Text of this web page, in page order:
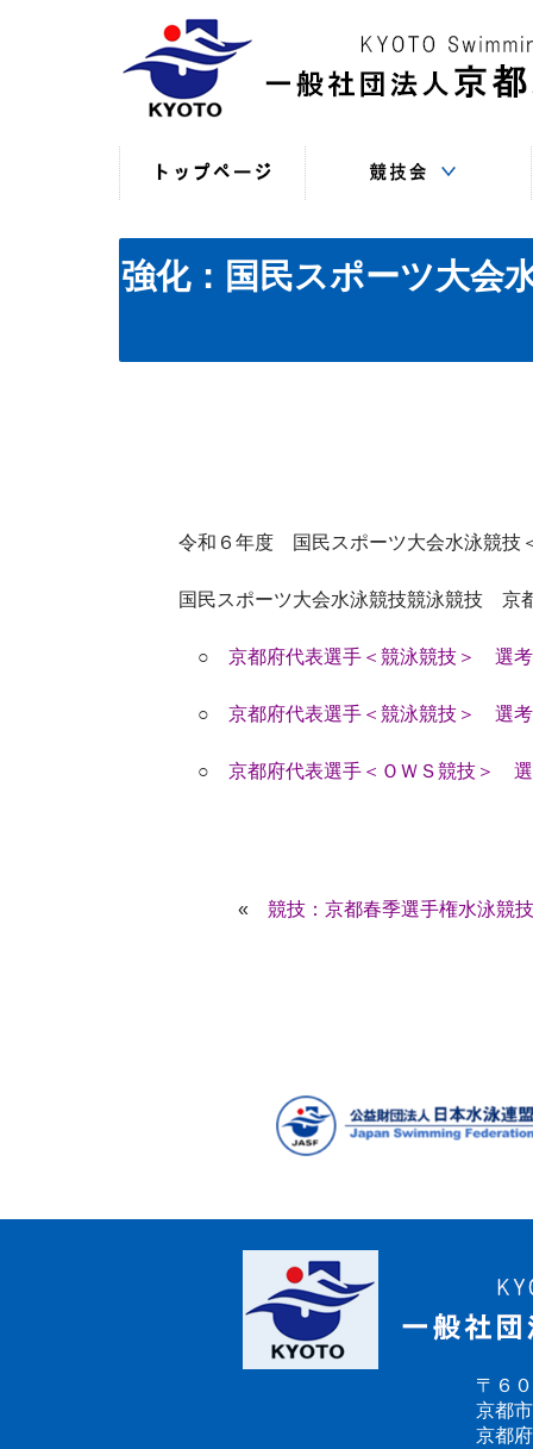
（現年度）
（過年度以前）
（申込・連絡事項等）
強化：国民スポーツ大会
令和６年度 国民スポーツ大会水泳競技
国民スポーツ大会水泳競技競泳競技 京
○ 京都府代表選手＜競泳競技＞ 選
○ 京都府代表選手＜競泳競技＞ 選
○ 京都府代表選手＜ＯＷＳ競技＞
« 競技：京都春季選手権水泳競
〒６
京都
京都